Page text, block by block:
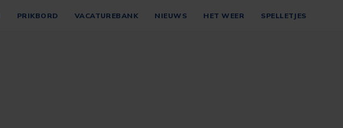
PRIKBORD VACATUREBANK NIEUWS HET WEER SPELLETJES